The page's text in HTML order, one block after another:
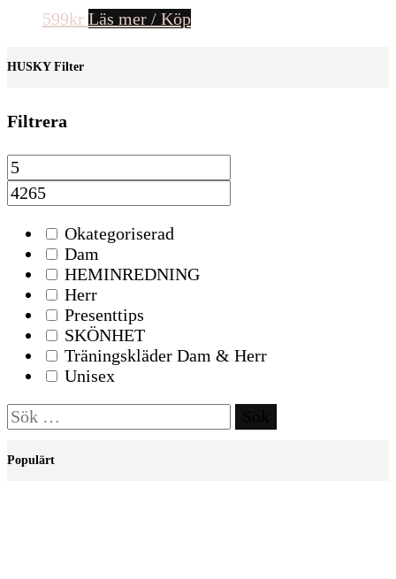
599kr Läs mer / Köp
HUSKY Filter
Filtrera
Okategoriserad
Dam
HEMINREDNING
Herr
Presenttips
SKÖNHET
Träningskläder Dam & Herr
Unisex
Sök
efter:
Populärt